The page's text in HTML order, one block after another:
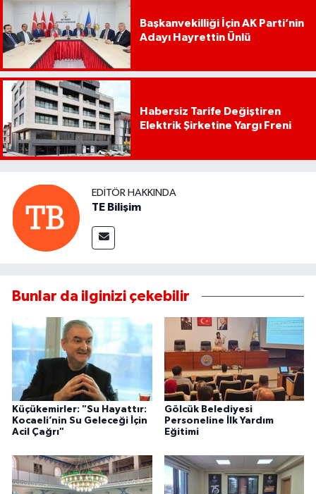
Başkanvekilliği İçin AK Parti’nin
Adayı Hayrettin Ünlü
Habersiz Tarife Değiştiren
Elektrik Şirketine Yargı Freni
EDITÖR HAKKINDA
TE Bilişim
Bunlar da ilginizi çekebilir
Küçükemirler: "Su Hayattır:
Kocaeli’nin Su Geleceği İçin
Acil Çağrı"
Gölcük Belediyesi
Personeline İlk Yardım
Eğitimi